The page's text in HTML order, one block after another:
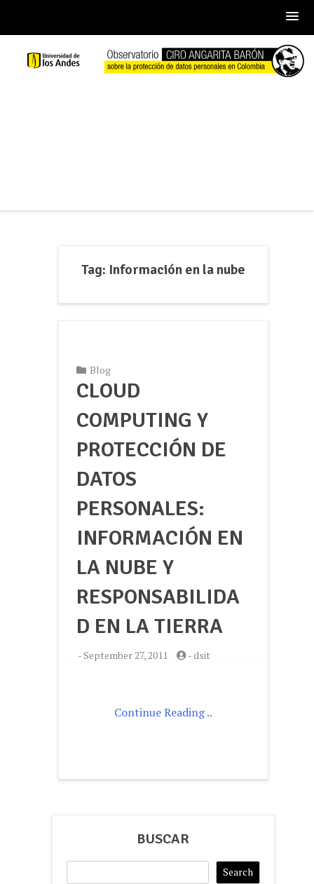
content
Tag: Información en la nube
Blog
CLOUD
COMPUTING Y
PROTECCIÓN DE
DATOS
PERSONALES:
INFORMACIÓN EN
LA NUBE Y
RESPONSABILIDA
D EN LA TIERRA
-September 27, 2011 -dsit
Continue Reading ..
BUSCAR
Search